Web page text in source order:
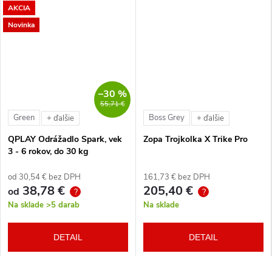
AKCIA
Novinka
55,71 €
–30 %
Green + ďalšie
QPLAY Odrážadlo Spark, vek
3 - 6 rokov, do 30 kg
od 30,54 € bez DPH
od 38,78 € ?
Na sklade >5 darab
DETAIL
Boss Grey + ďalšie
Zopa Trojkolka X Trike Pro
161,73 € bez DPH
205,40 € ?
Na sklade
DETAIL